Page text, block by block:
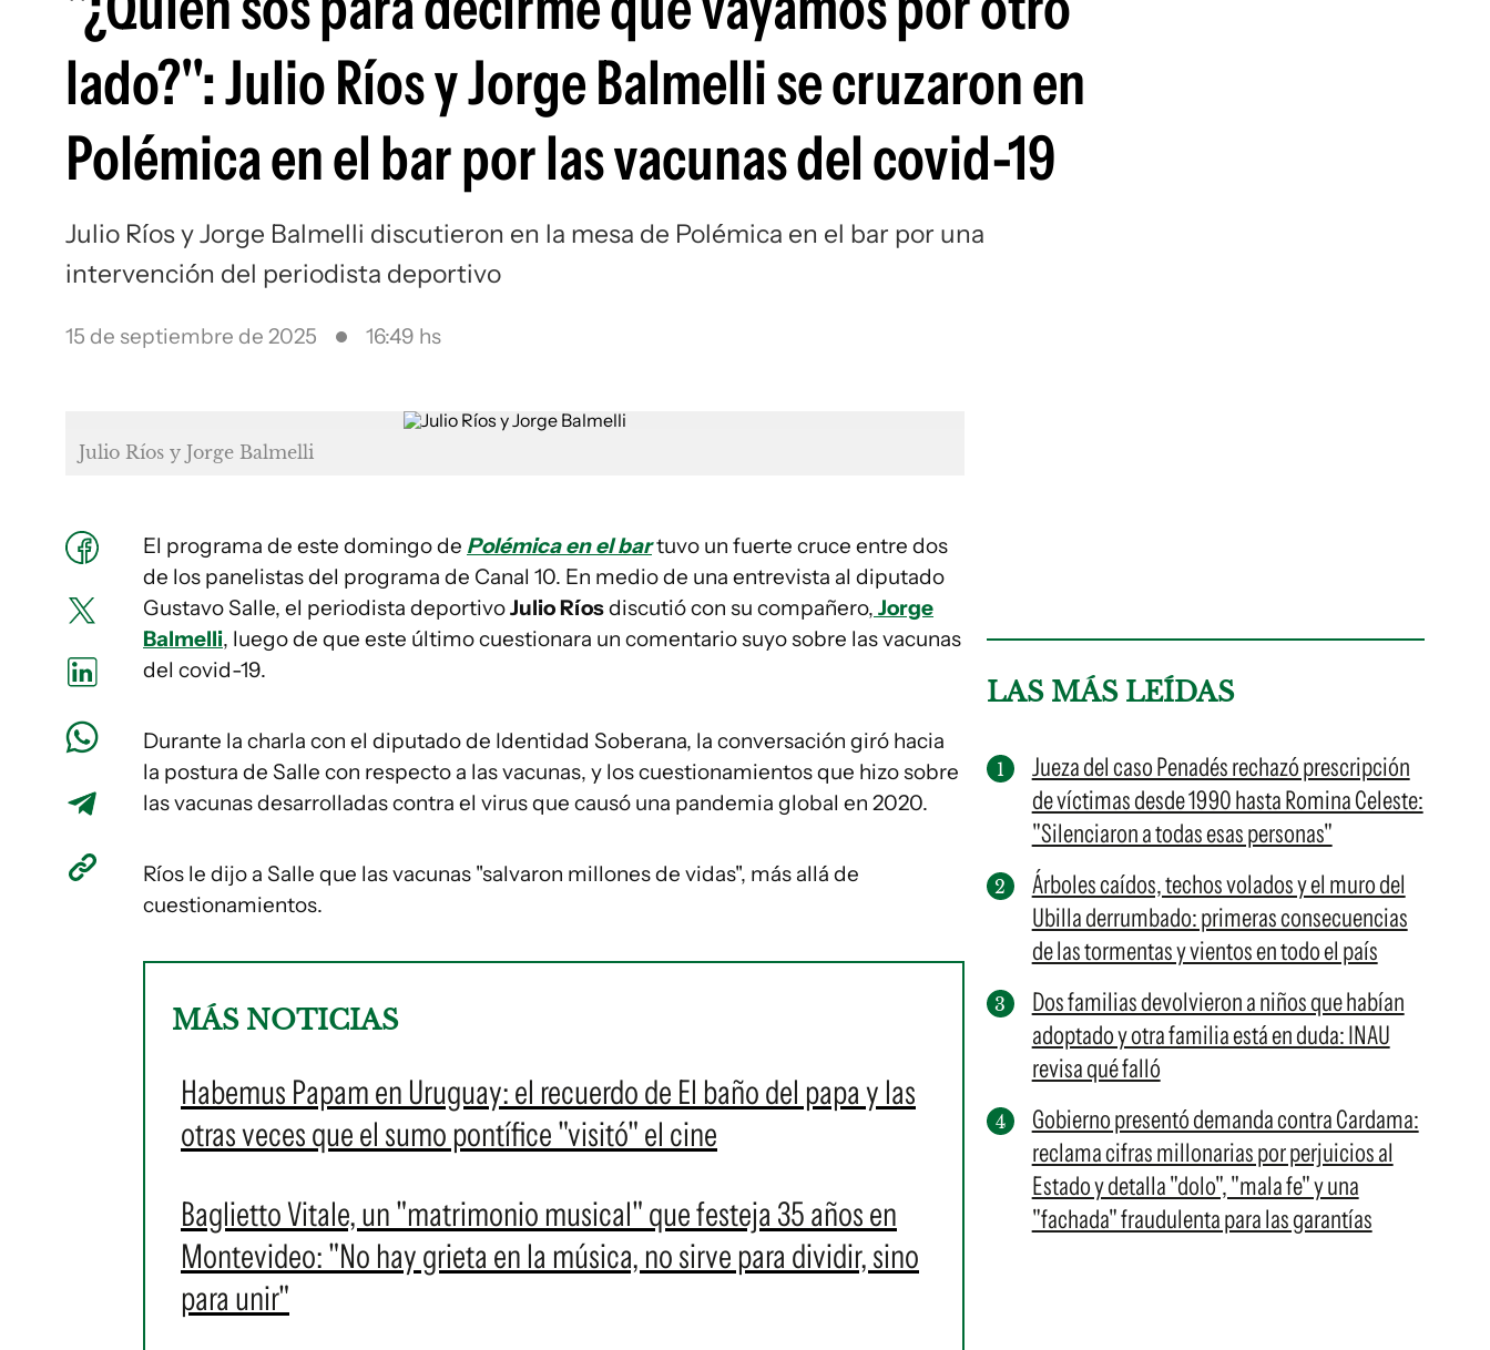
lado?": Julio Ríos y Jorge Balmelli se cruzaron en
Polémica en el bar por las vacunas del covid-19
Julio Ríos y Jorge Balmelli discutieron en la mesa de Polémica en el bar por una
intervención del periodista deportivo
15 de septiembre de 2025 16:49 hs
Julio Ríos y Jorge Balmelli
El programa de este domingo de Polémica en el bartuvo un fuerte cruce entre dos
de los panelistas del programa de Canal 10. En medio de una entrevista al diputado
Gustavo Salle, el periodista deportivoJulio Ríosdiscutió con su compañero, Jorge
Balmelli, luego de que este último cuestionara un comentario suyo sobre las vacunas
del covid-19.
Durante la charla con el diputado de Identidad Soberana, la conversación giró hacia
la postura de Salle con respecto a las vacunas, y los cuestionamientos que hizo sobre
las vacunas desarrolladas contra el virus que causó una pandemia global en 2020.
Ríos le dijo a Salle que las vacunas "salvaron millones de vidas", más allá de
cuestionamientos.
MÁS NOTICIAS
Habemus Papam en Uruguay: el recuerdo de El baño del papa y las
otras veces que el sumo pontífice "visitó" el cine
Baglietto Vitale, un "matrimonio musical" que festeja 35 años en
Montevideo: "No hay grieta en la música, no sirve para dividir, sino
para unir"
LAS MÁS LEÍDAS
Jueza del caso Penadés rechazó prescripción
de víctimas desde 1990 hasta Romina Celeste:
"Silenciaron a todas esas personas"
Árboles caídos, techos volados y el muro del
Ubilla derrumbado: primeras consecuencias
de las tormentas y vientos en todo el país
Dos familias devolvieron a niños que habían
adoptado y otra familia está en duda: INAU
revisa qué falló
Gobierno presentó demanda contra Cardama:
reclama cifras millonarias por perjuicios al
Estado y detalla "dolo", "mala fe" y una
"fachada" fraudulenta para las garantías